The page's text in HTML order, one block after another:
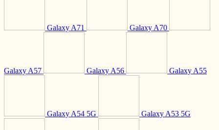
Galaxy A71 Galaxy A70
Galaxy A57 Galaxy A56 Galaxy A55
Galaxy A54 5G Galaxy A53 5G